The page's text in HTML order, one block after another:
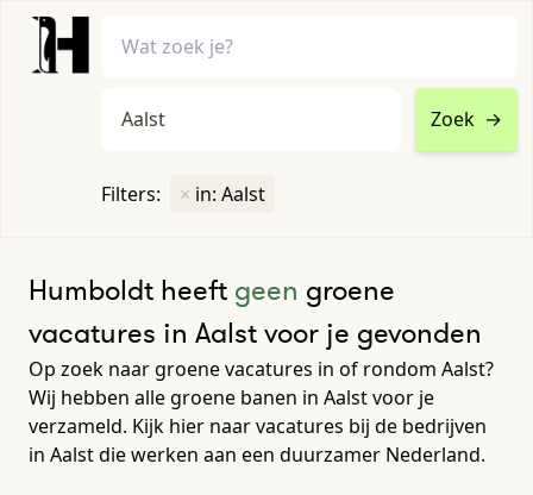
Zoek →
Filters: × in: Aalst
Humboldt heeft geen groene
vacatures in Aalst voor je gevonden
Op zoek naar groene vacatures in of rondom Aalst?
Wij hebben alle groene banen in Aalst voor je
verzameld. Kijk hier naar vacatures bij de bedrijven
in Aalst die werken aan een duurzamer Nederland.